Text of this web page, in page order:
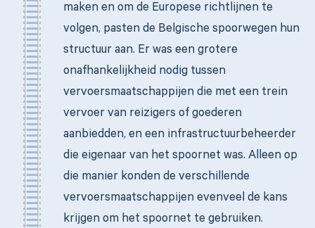
maken en om de Europese richtlijnen te
volgen, pasten de Belgische spoorwegen hun
structuur aan. Er was een grotere
onafhankelijkheid nodig tussen
vervoersmaatschappijen die met een trein
vervoer van reizigers of goederen
aanbiedden, en een infrastructuurbeheerder
die eigenaar van het spoornet was. Alleen op
die manier konden de verschillende
vervoersmaatschappijen evenveel de kans
krijgen om het spoornet te gebruiken.